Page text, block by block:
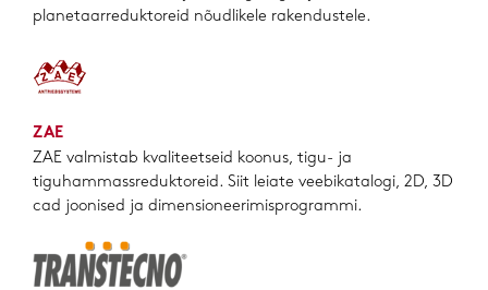
planetaarreduktoreid nõudlikele rakendustele.
ZAE
ZAE valmistab kvaliteetseid koonus, tigu- ja
tiguhammassreduktoreid. Siit leiate veebikatalogi, 2D, 3D
cad joonised ja dimensioneerimisprogrammi.